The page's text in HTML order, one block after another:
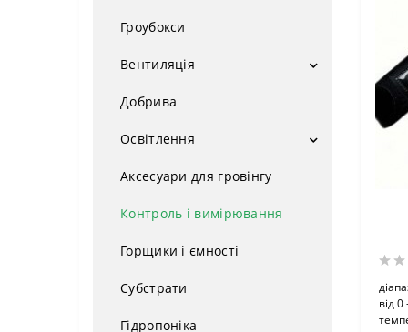
Фемінізовані
Сатіва
ОПТОМ
Індика
Потужні сорти
Врожайні сорти
Для новачків
Низькорослі сорти
Медичні сорти
Гроубокси
Вентиляція
Вентилятори
Фільтри
Добрива
Освітлення
LED Лампи
Натрієві лампи
Компоненти ДНаТ
Відбивачі
Аксесуари для гровінгу
Контроль і вимірювання
Горщики і ємності
Субстрати
Гідропоніка
від